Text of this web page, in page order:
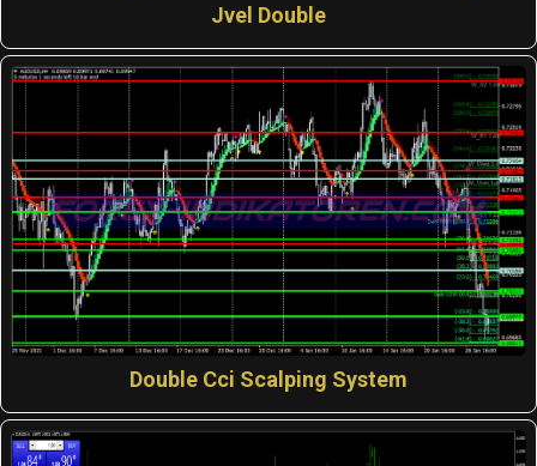
Jvel Double
Double Cci Scalping System